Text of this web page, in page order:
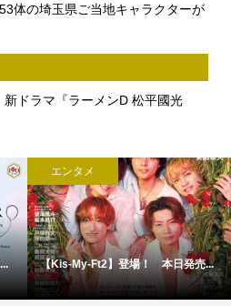
体の埼玉県ご当地キャラクターが
ドラマ『ラーメンD 松平國光
エンタメ
【Kis-My-Ft2】登場！ 本日発売...